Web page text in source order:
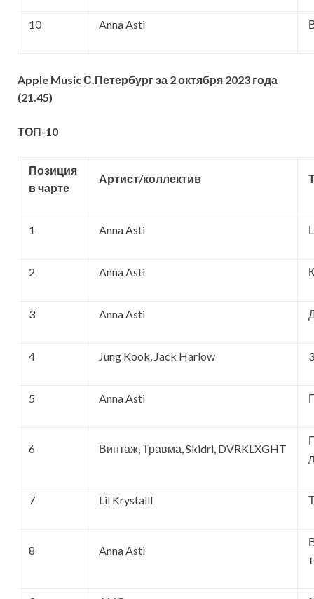
10 Anna Asti
Apple Music С.Петербург за 2 октября 2023 года
(21.45)
ТОП-10
Позиция
в чарте
Артист/коллектив
1 Anna Asti
2 Anna Asti
3 Anna Asti
4 Jung Kook, Jack Harlow
5 Anna Asti
6 Винтаж, Травма, Skidri, DVRKLXGHT
7 Lil Krystalll
8 Anna Asti